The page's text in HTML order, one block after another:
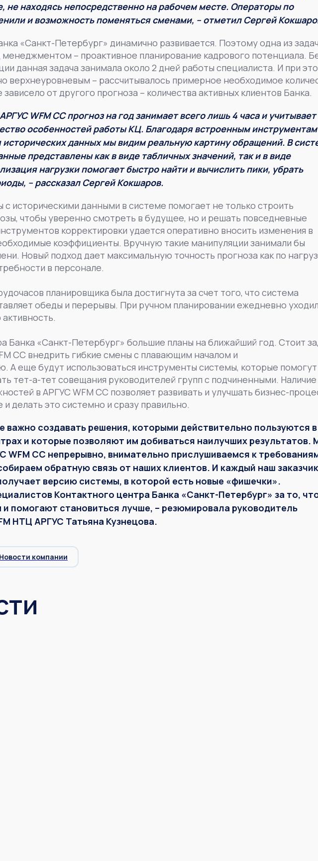
не находясь непосредственно на рабочем месте. Операторы по
и возможность поменяться сменами, – отметил Сергей
«Санкт-Петербург» динамично развивается. Поэтому одна из
менеджментом – проактивное планирование кадрового потенциала.
данная задача занимала около 2 дней работы специалиста. И при
верхнеуровневым – рассчитывалось примерное необходимое
от другого прогноза – количества активных клиентов Банка.
WFM CC прогноз на год занимает всего лишь 4 часа и учитывает
особенностей работы КЦ. Благодаря встроенным инструментам
исторических данных мы видим реальную картину обращений. В
представлены как в виде табличных значений, так и в виде
нагрузки помогает быстро найти и вычислить пики, убрать
– рассказал Сергей Кокшаров.
историческими данными в системе помогает не только строить
чтобы уверенно смотреть в будущее, но и решать повседневные
корректировки удается оперативно вносить изменения в
коэффициенты. Вручную такие манипуляции занимали бы
Новый подход дает максимальную точность прогноза как по
в персонале.
планировщика была достигнута за счет того, что система
обеды и перерывы. При ручном планировании ежедневно уходил
Банка «Санкт-Петербург» большие планы на ближайший год. Стоит
CC внедрить гибкие смены с плавающим началом и
А еще будут использоваться инструменты системы, которые
тет-а-тет совещания руководителей групп с подчиненными. Наличие
в АРГУС WFM CC позволяет развивать и улучшать бизнес-
делать это системно и сразу правильно.
важно создавать решения, которыми действительно пользуются в
и которые позволяют им добиваться наилучших результатов.
WFM CC непрерывно, внимательно прислушиваемся к
обратную связь от наших клиентов. И каждый наш
версию системы, в которой есть новые «фишечки».
Контактного центра Банка «Санкт-Петербург» за то,
и помогают становиться лучше, – резюмировала руководитель
НТЦ АРГУС Татьяна Кузнецова.
Новости компании